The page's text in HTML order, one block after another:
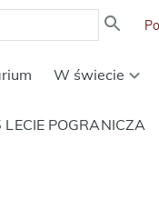
W świecie
LECIE POGRANICZA